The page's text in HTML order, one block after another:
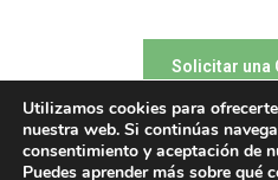
Solicitar una
Utilizamos cookies para
nuestra web. Si continúas
consentimiento y aceptación de
Puedes aprender más sobre qué